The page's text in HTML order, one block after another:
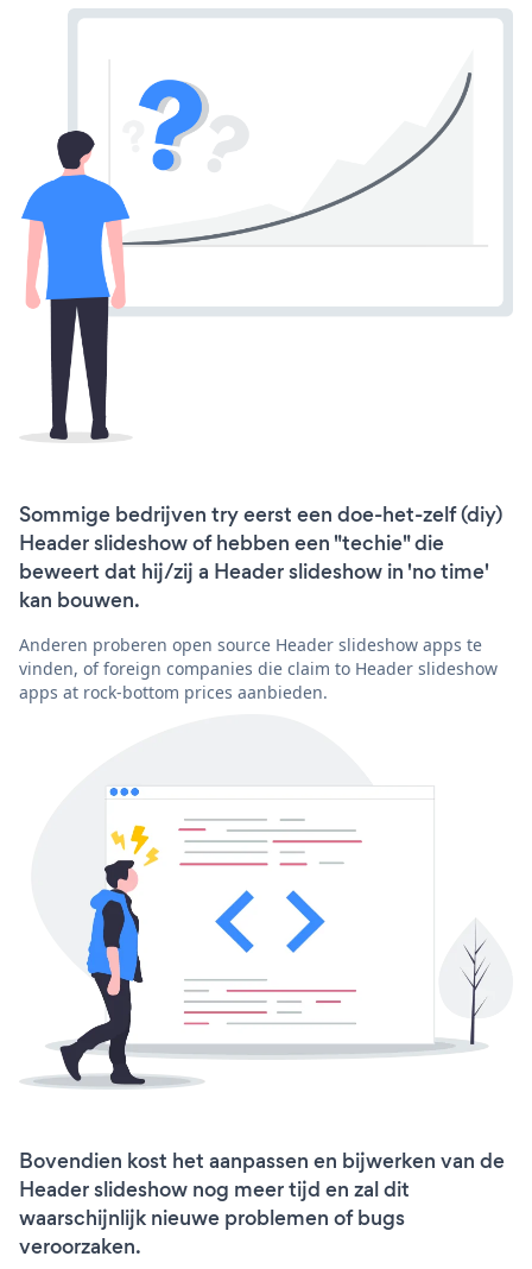
Sommige bedrijven try eerst een doe-het-zelf (diy)
Header slideshow of hebben een "techie" die
beweert dat hij/zij a Header slideshow in 'no time'
kan bouwen.
Anderen proberen open source Header slideshow apps te
vinden, of foreign companies die claim to Header slideshow
apps at rock-bottom prices aanbieden.
Bovendien kost het aanpassen en bijwerken van de
Header slideshow nog meer tijd en zal dit
waarschijnlijk nieuwe problemen of bugs
veroorzaken.